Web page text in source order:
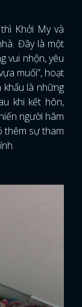
Khởi My và
Đây là một
vui nhộn, yêu
muối”, hoạt
là những
khi kết hôn,
người hâm
thêm sự tham